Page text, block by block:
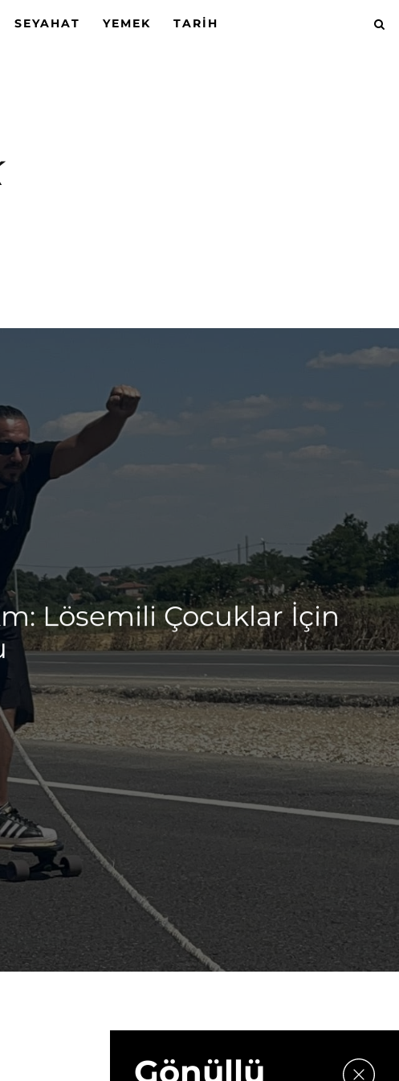
SEYAHAT YEMEK TARIH
Lösemili Çocuklar İçin
Gönüllü